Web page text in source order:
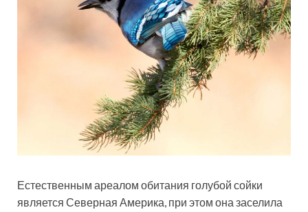
Естественным ареалом обитания голубой сойки
является Северная Америка, при этом она заселила